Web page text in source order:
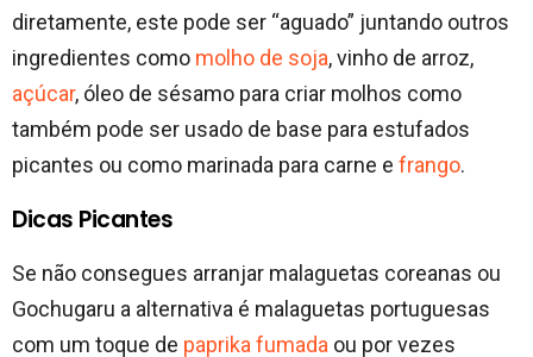
diretamente, este pode ser “aguado” juntando outros
ingredientes como molho de soja, vinho de arroz,
açúcar, óleo de sésamo para criar molhos como
também pode ser usado de base para estufados
picantes ou como marinada para carne e frango.
Dicas Picantes
Se não consegues arranjar malaguetas coreanas ou
Gochugaru a alternativa é malaguetas portuguesas
com um toque de paprika fumada ou por vezes